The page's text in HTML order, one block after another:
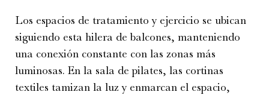
Los espacios de tratamiento y ejercicio se ubican
siguiendo esta hilera de balcones, manteniendo
una conexión constante con las zonas más
luminosas. En la sala de pilates, las cortinas
textiles tamizan la luz y enmarcan el espacio,